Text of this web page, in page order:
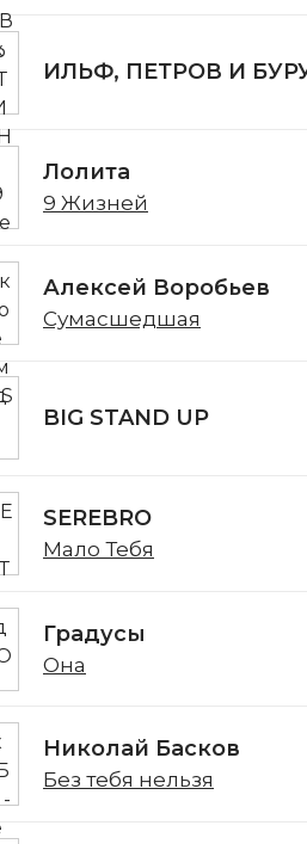
ИЛЬФ, ПЕТРОВ И
Лолита
9 Жизней
Алексей Воробьев
Сумасшедшая
BIG STAND UP
SEREBRO
Мало Тебя
Градусы
Она
Николай Басков
Без тебя нельзя